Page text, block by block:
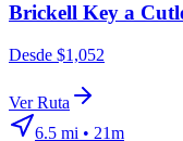
Brickell Key a
Desde $1,052
Ver Ruta
6.5 mi • 21m